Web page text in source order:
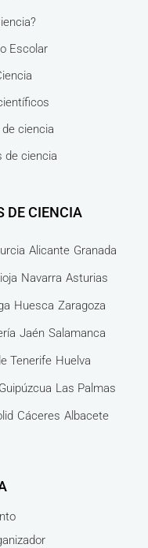
Escolar
ciencia
de ciencia
DE CIENCIA
Alicante Granada
Navarra Asturias
Huesca Zaragoza
Jaén Salamanca
Tenerife Huelva
Guipúzcua Las Palmas
Cáceres Albacete